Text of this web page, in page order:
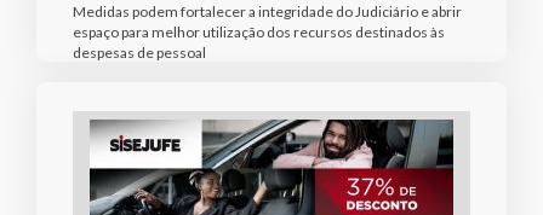
Medidas podem fortalecer a integridade do Judiciário e abrir
espaço para melhor utilização dos recursos destinados às
despesas de pessoal